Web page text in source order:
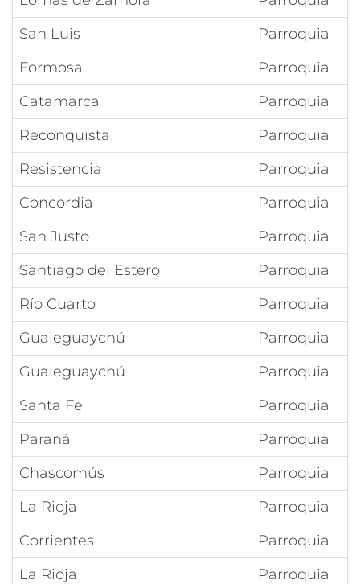
San Luis
Parroquia
Formosa
Parroquia
Catamarca
Parroquia
Reconquista
Parroquia
Resistencia
Parroquia
Concordia
Parroquia
San Justo
Parroquia
Santiago del Estero
Parroquia
Río Cuarto
Parroquia
Gualeguaychú
Parroquia
Gualeguaychú
Parroquia
Santa Fe
Parroquia
Paraná
Parroquia
Chascomús
Parroquia
La Rioja
Parroquia
Corrientes
Parroquia
La Rioja
Parroquia